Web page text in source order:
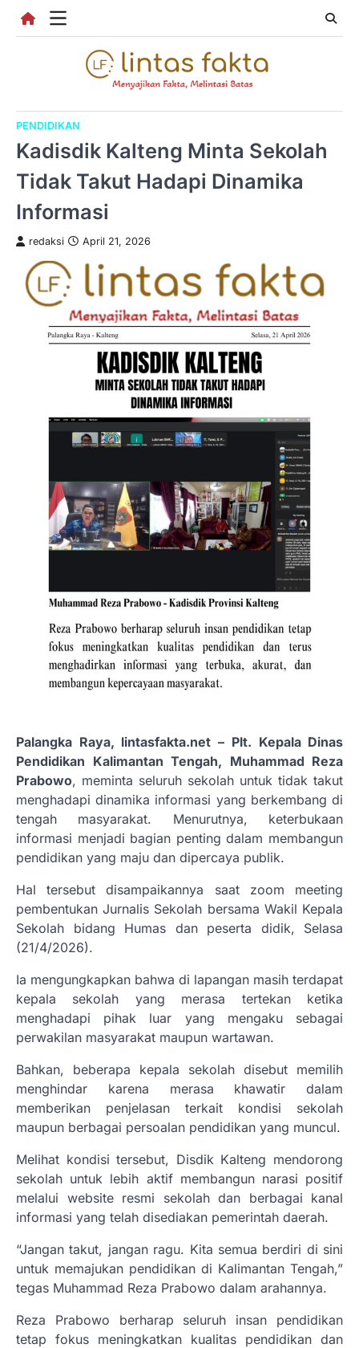
PENDIDIKAN
Kadisdik Kalteng Minta Sekolah
Tidak Takut Hadapi Dinamika
Informasi
redaksi April 21, 2026
Palangka Raya, lintasfakta.net – Plt. Kepala Dinas
Pendidikan Kalimantan Tengah, Muhammad Reza
Prabowo, meminta seluruh sekolah untuk tidak takut
menghadapi dinamika informasi yang berkembang di
tengah masyarakat. Menurutnya, keterbukaan
informasi menjadi bagian penting dalam membangun
pendidikan yang maju dan dipercaya publik.
Hal tersebut disampaikannya saat zoom meeting
pembentukan Jurnalis Sekolah bersama Wakil Kepala
Sekolah bidang Humas dan peserta didik, Selasa
(21/4/2026).
Ia mengungkapkan bahwa di lapangan masih terdapat
kepala sekolah yang merasa tertekan ketika
menghadapi pihak luar yang mengaku sebagai
perwakilan masyarakat maupun wartawan.
Bahkan, beberapa kepala sekolah disebut memilih
menghindar karena merasa khawatir dalam
memberikan penjelasan terkait kondisi sekolah
maupun berbagai persoalan pendidikan yang muncul.
Melihat kondisi tersebut, Disdik Kalteng mendorong
sekolah untuk lebih aktif membangun narasi positif
melalui website resmi sekolah dan berbagai kanal
informasi yang telah disediakan pemerintah daerah.
“Jangan takut, jangan ragu. Kita semua berdiri di sini
untuk memajukan pendidikan di Kalimantan Tengah,”
tegas Muhammad Reza Prabowo dalam arahannya.
Reza Prabowo berharap seluruh insan pendidikan
tetap fokus meningkatkan kualitas pendidikan dan